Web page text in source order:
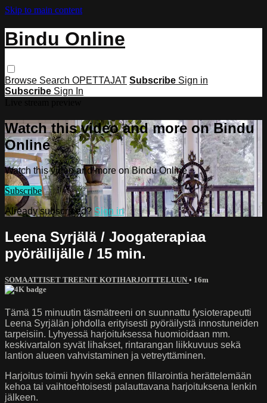
Skip to main content
Bindu Online
Browse Search OPETTAJAT Subscribe Sign in
Subscribe Sign In
Watch this video and more on Bindu
Online
Watch this video and more on Bindu Online
Subscribe
Already subscribed? Sign in
Leena Syrjälä / Joogaterapiaa
pyöräilijälle / 15 min.
SOMAATTISET TREENIT KOTIHARJOITTELUUN • 16m
Tämä 15 minuutin täsmätreeni on suunnattu fysioterapeutti
Leena Syrjälän johdolla erityisesti pyöräilystä innostuneiden
tarpeisiin. Lyhyessä harjoituksessa huomioidaan mm.
keskivartalon syvät lihakset, rintarangan liikkuvuus sekä
lantion alueen vahvistaminen ja vetreyttäminen.
Harjoitus toimii hyvin sekä ennen fillarointia herättelemään
kehoa tai vaihtoehtoisesti palauttavana harjoituksena lenkin
jälkeen.